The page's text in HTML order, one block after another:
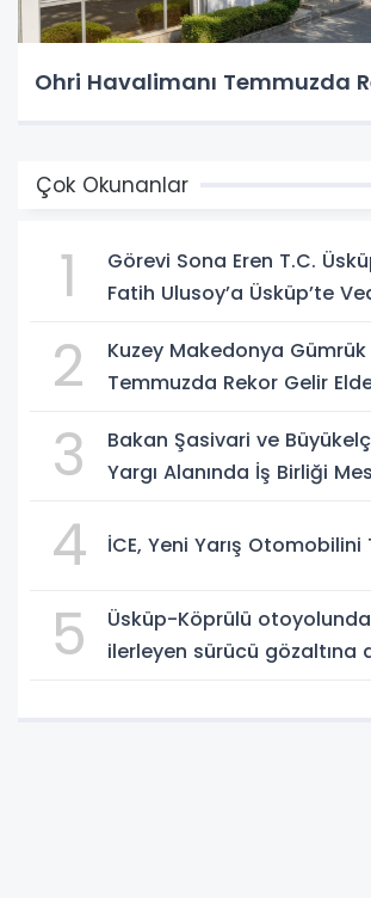
Ohri Havalimanı Temmuzda
Çok Okunanlar
1
Görevi Sona Eren T.C.
Fatih Ulusoy’a Üsküp’te
2
Kuzey Makedonya
Temmuzda Rekor Gelir
3
Bakan Şasivari ve
Yargı Alanında İş Birliği
4 İCE, Yeni Yarış Otomobilini
5
Üsküp-Köprülü
ilerleyen sürücü gözaltına